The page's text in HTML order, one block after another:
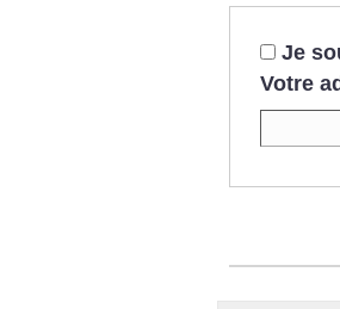
Je
Votre